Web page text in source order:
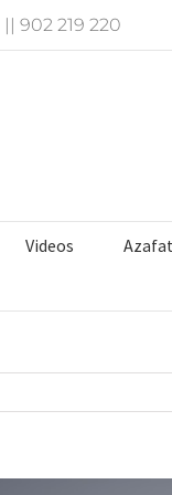
|| 902 219 220
Videos